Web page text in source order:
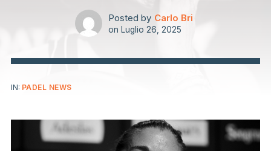
Posted by Carlo Bri
on Luglio 26, 2025
IN: PADEL NEWS